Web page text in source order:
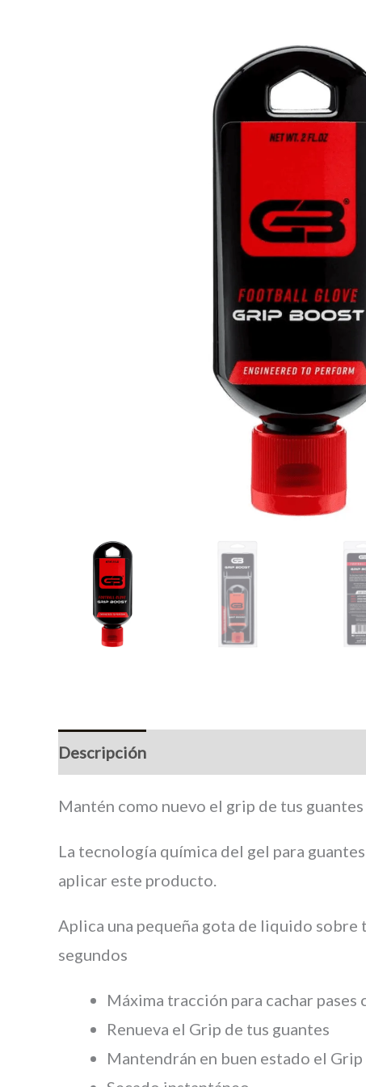
Descripción
Mantén como nuevo el grip de tus
La tecnología química del gel para
aplicar este producto.
Aplica una pequeña gota de liquido
segundos
Máxima tracción para cachar
Renueva el Grip de tus guantes
Mantendrán en buen estado el